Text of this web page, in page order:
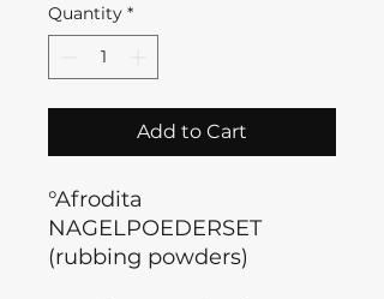
Quantity *
Add to Cart
°Afrodita
NAGELPOEDERSET
(rubbing powders)